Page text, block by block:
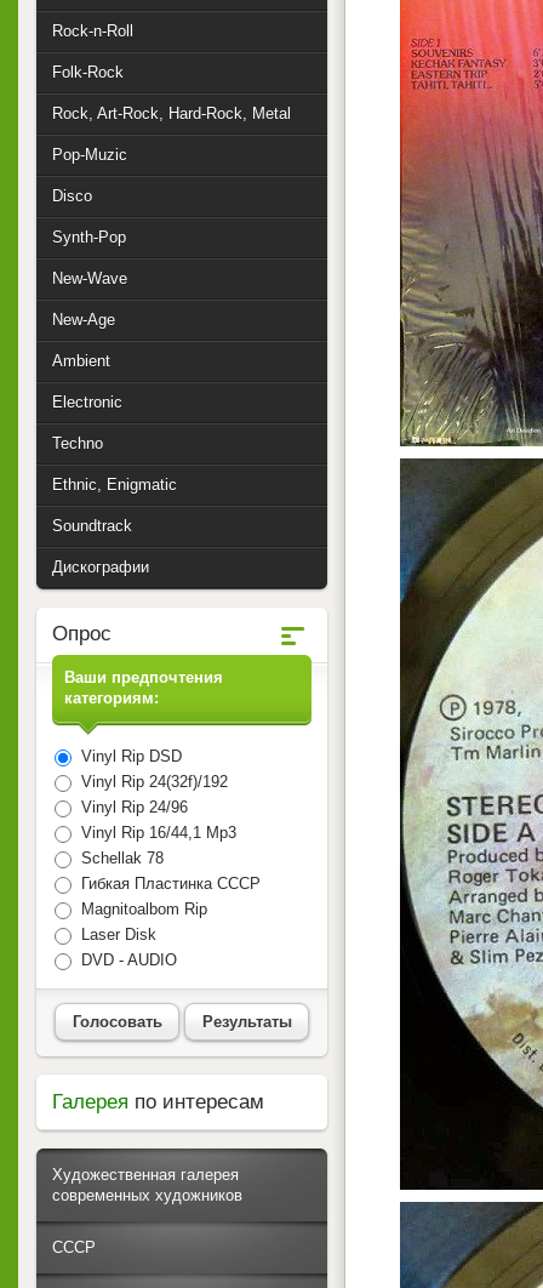
Rock-n-Roll
Folk-Rock
Rock, Art-Rock, Hard-Rock, Metal
Pop-Muzic
Disco
Synth-Pop
New-Wave
New-Age
Ambient
Electronic
Techno
Ethnic, Enigmatic
Soundtrack
Дискографии
Опрос
Ваши предпочтения
категориям:
Vinyl Rip DSD
Vinyl Rip 24(32f)/192
Vinyl Rip 24/96
Vinyl Rip 16/44,1 Mp3
Schellak 78
Гибкая Пластинка СССР
Magnitoalbom Rip
Laser Disk
DVD - AUDIO
Голосовать Результаты
Галерея по интересам
Художественная галерея
современных художников
СССР